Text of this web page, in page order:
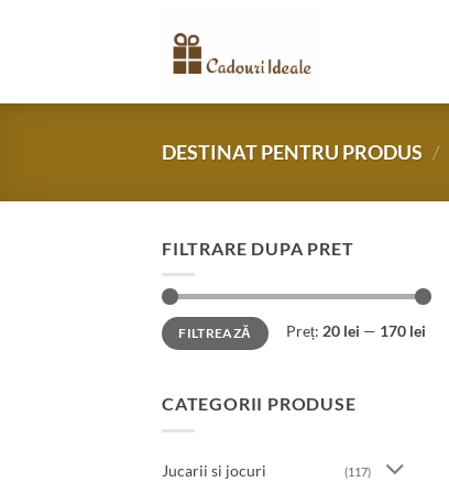
DESTINAT PENTRU PRODUS /
FILTRARE DUPA PRET
Preț
minim
Preț
maxim
FILTREAZĂ Preț: 20 lei — 170 lei
CATEGORII PRODUSE
Jucarii si jocuri (117)